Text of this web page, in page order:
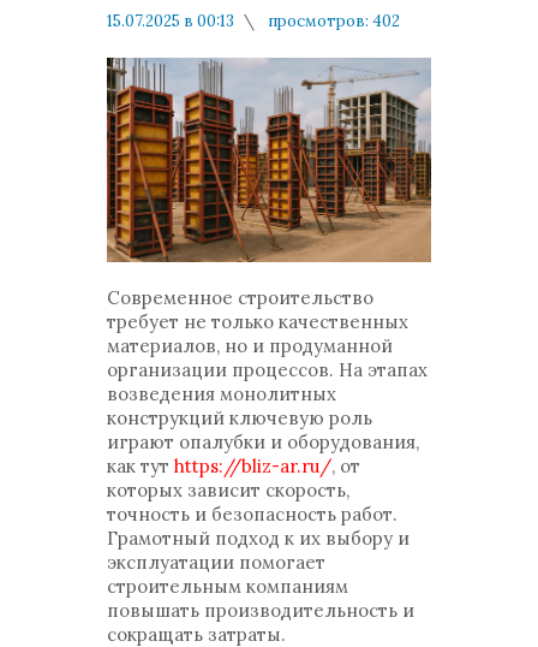
15.07.2025 в 00:13
просмотров: 402
Мнения и публикации
Современное строительство
требует не только качественных
материалов, но и продуманной
организации процессов. На этапах
возведения монолитных
конструкций ключевую роль
играют опалубки и оборудования,
как тут https://bliz-ar.ru/, от
которых зависит скорость,
точность и безопасность работ.
Грамотный подход к их выбору и
эксплуатации помогает
строительным компаниям
повышать производительность и
сокращать затраты.